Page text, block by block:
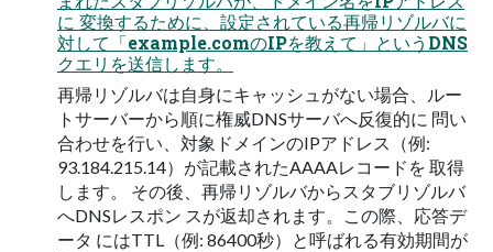
に 変換するために、設定されている再帰リゾルバに
対して「example.comのIPを教えて」というDNS
クエリを送信します。
再帰リゾルバは自身にキャッシュがない場合、ルー
トサーバーから順に権威DNSサーバへ反復的に 問い
合わせを行い、対象ドメインのIPアドレス（例:
93.184.215.14）が記載されたAAAAレコードを 取得
します。 その後、再帰リゾルバからスタブリゾルバ
へDNSレスポン スが返却されます。この際、応答デ
ータ にはTTL（例: 86400秒）と呼ばれる有効期間が